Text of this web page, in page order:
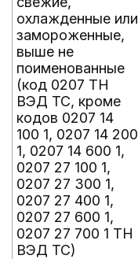
охлажденные или
замороженные,
выше не
поименованные
(код 0207 ТН
ВЭД ТС, кроме
кодов 0207 14
100 1, 0207 14 200
1, 0207 14 600 1,
0207 27 100 1,
0207 27 300 1,
0207 27 400 1,
0207 27 600 1,
0207 27 700 1 ТН
ВЭД ТС)